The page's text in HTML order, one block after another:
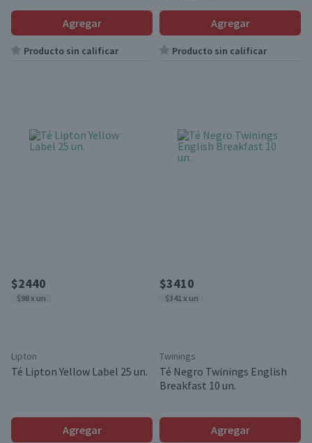
Agregar
Producto sin calificar
Agregar
Producto sin calificar
$2440
$98 x un
Lipton
Té Lipton Yellow Label 25 un.
Agregar
$3410
$341 x un
Twinings
Té Negro Twinings English
Breakfast 10 un.
Agregar